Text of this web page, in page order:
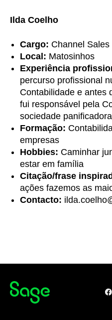
Ilda Coelho
Cargo: Channel
Local: Matosinhos
Experiência
percurso profissional
Contabilidade e antes
fui responsável pela
sociedade panificadora
Formação:
empresas
Hobbies: Caminhar
estar em família
Citação/frase
ações fazemos as
Contacto: